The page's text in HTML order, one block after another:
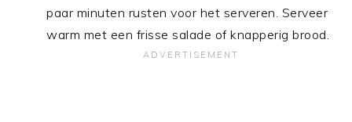
paar minuten rusten voor het serveren. Serveer
warm met een frisse salade of knapperig brood.